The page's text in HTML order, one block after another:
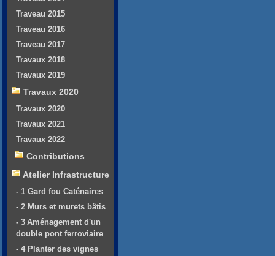
Traveau 2015
Traveau 2016
Traveau 2017
Travaux 2018
Travaux 2019
Travaux 2020
Travaux 2020
Travaux 2021
Travaux 2022
Contributions
Atelier Infrastructure
- 1 Gard fou Caténaires
- 2 Murs et murets bâtis
- 3 Aménagement d'un
double pont ferroviaire
- 4 Planter des vignes